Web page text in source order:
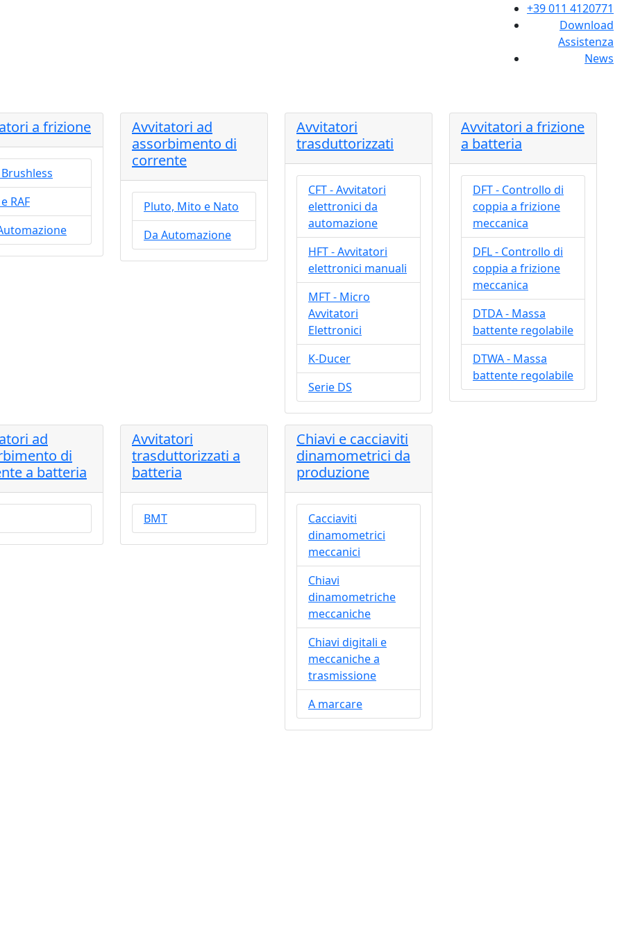
+39 011 4120771
Download
Assistenza
News
a frizione
Brushless
RAF
Avvitatori ad
assorbimento di
corrente
Pluto, Mito e Nato
Da Automazione
Avvitatori
trasduttorizzati
CFT - Avvitatori
elettronici da
automazione
HFT - Avvitatori
elettronici manuali
MFT - Micro
Avvitatori
Elettronici
K-Ducer
Serie DS
Avvitatori a frizione
a batteria
DFT - Controllo di
coppia a frizione
meccanica
DFL - Controllo di
coppia a frizione
meccanica
DTDA - Massa
battente regolabile
DTWA - Massa
battente regolabile
ad
di
a batteria
Avvitatori
trasduttorizzati a
batteria
BMT
Chiavi e cacciaviti
dinamometrici da
produzione
Cacciaviti
dinamometrici
meccanici
Chiavi
dinamometriche
meccaniche
Chiavi digitali e
meccaniche a
trasmissione
A marcare